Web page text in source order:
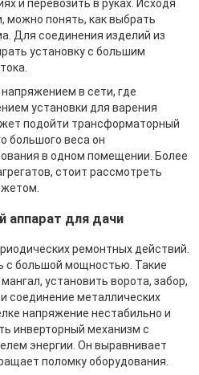
и перевозить в руках. Исходя
можно понять, как выбрать
Для соединения изделий из
установку с большим
в сети, где
установки для варения
подойти трансформаторный
большого веса он
в одном помещении. Более
стоит рассмотреть
аппарат для дачи
ремонтных действий.
с большой мощностью. Такие
установить ворота, забор,
соединение металлических
напряжение нестабильно и
инверторный механизм с
энергии. Он выравнивает
поломку оборудования.